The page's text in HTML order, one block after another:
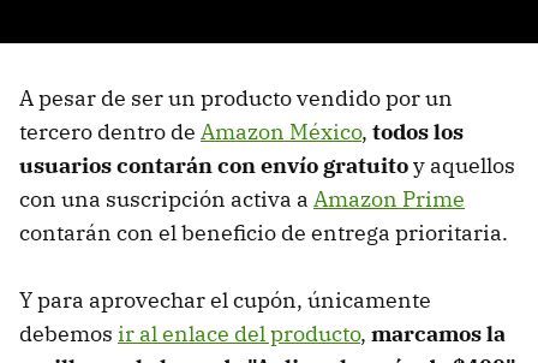
A pesar de ser un producto vendido por un
tercero dentro de Amazon México, todos los
usuarios contarán con envío gratuitoy aquellos
con una suscripción activa a Amazon Prime
contarán con el beneficio de entrega prioritaria.
Y para aprovechar el cupón, únicamente
debemos ir al enlace del producto, marcamos la